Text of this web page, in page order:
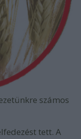
számos
tett. A